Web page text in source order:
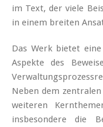
im Text, der viele
in einem breiten
Das Werk bietet
Aspekte des
Neben dem
weiteren
insbesondere die